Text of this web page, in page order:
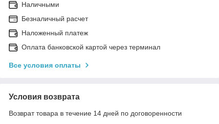
Наличными
Безналичный расчет
Наложенный платеж
Оплата банковской картой через терминал
Все условия оплаты
Условия возврата
Возврат товара в течение 14 дней по договоренности